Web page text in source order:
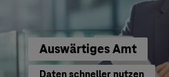
Auswärtiges Amt
Daten schneller nutzen